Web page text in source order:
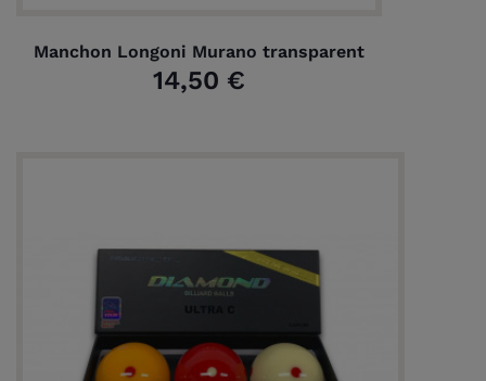
Manchon Longoni Murano transparent
14,50 €